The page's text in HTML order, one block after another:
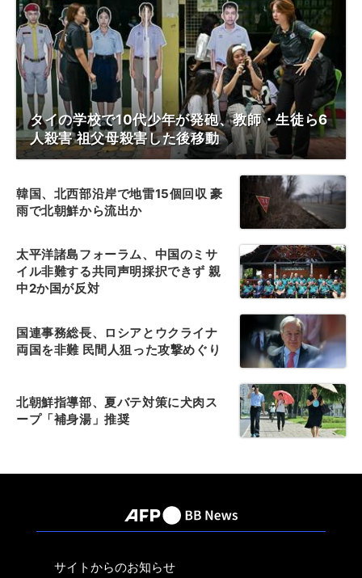
タイの学校で10代少年が発砲、教師・生徒ら6
人殺害 祖父母殺害した後移動
韓国、北西部沿岸で地雷15個回収 豪
雨で北朝鮮から流出か
太平洋諸島フォーラム、中国のミサ
イル非難する共同声明採択できず 親
中2か国が反対
国連事務総長、ロシアとウクライナ
両国を非難 民間人狙った攻撃めぐり
北朝鮮指導部、夏バテ対策に犬肉ス
ープ「補身湯」推奨
サイトからのお知らせ